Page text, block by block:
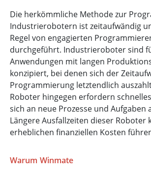
Die herkömmliche Methode zur
Industrierobotern ist zeitaufwändig
Regel von engagierten
durchgeführt. Industrieroboter sind
Anwendungen mit langen
konzipiert, bei denen sich der
Programmierung letztendlich
Roboter hingegen erfordern
sich an neue Prozesse und Aufgaben
Längere Ausfallzeiten dieser Roboter
erheblichen finanziellen Kosten
Warum Winmate